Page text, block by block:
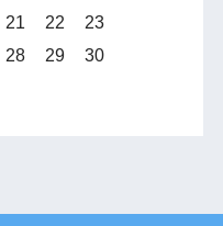
21 22
23
28 29
30